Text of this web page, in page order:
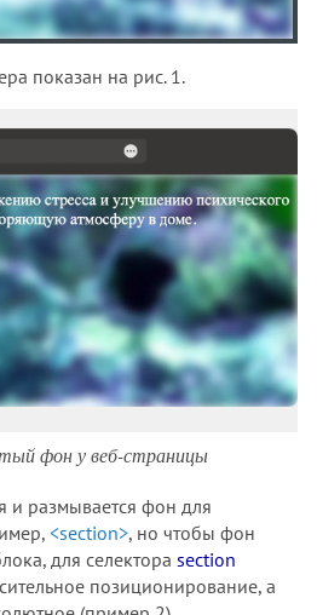
показан на рис. 1.
фон у веб-страницы
и размывается фон для
<section>, но чтобы фон
для селектора section
позиционирование, а